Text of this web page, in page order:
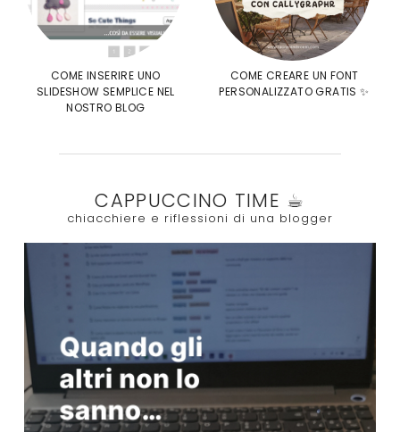
COME INSERIRE UNO
SLIDESHOW SEMPLICE NEL
NOSTRO BLOG
COME CREARE UN FONT
PERSONALIZZATO GRATIS ✨
CAPPUCCINO TIME ☕︎
chiacchiere e riflessioni di una blogger